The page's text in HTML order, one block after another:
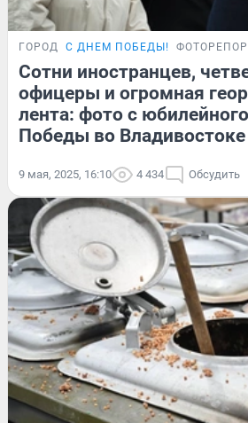
ГОРОД С ДНЕМ ПОБЕДЫ!
Сотни иностранцев,
офицеры и огромная
лента: фото с
Победы во Владивостоке
9 мая, 2025, 16:10 4 434 Обсудить